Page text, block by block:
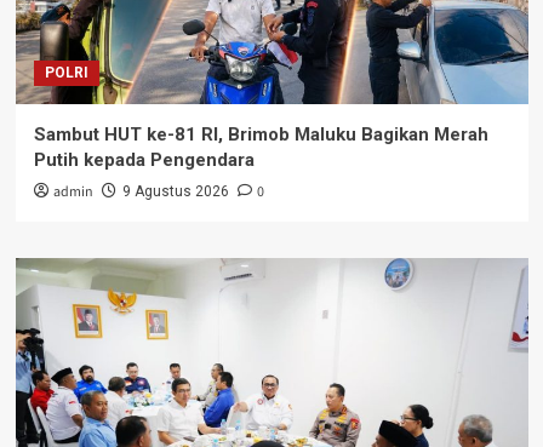
POLRI
Sambut HUT ke-81 RI, Brimob Maluku Bagikan Merah
Putih kepada Pengendara
admin 9 Agustus 2026 0